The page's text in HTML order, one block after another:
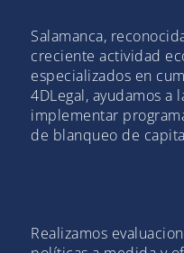
Salamanca,
creciente actividad
especializados en
4DLegal, ayudamos a
implementar
de blanqueo de
Realizamos